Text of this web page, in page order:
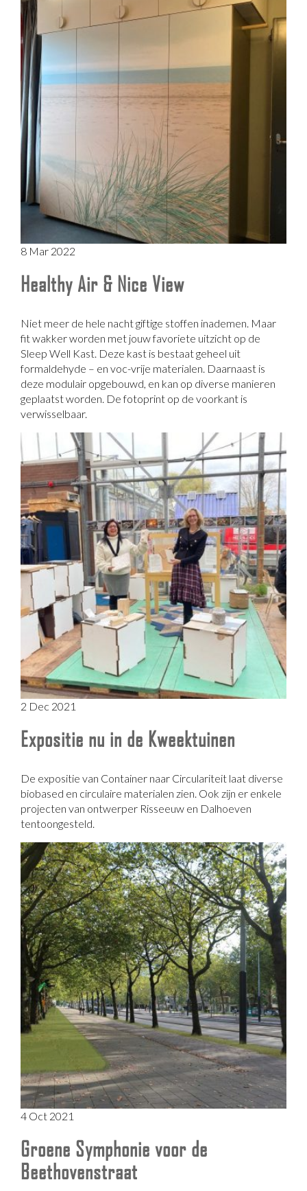
8 Mar 2022
Healthy Air & Nice View
Niet meer de hele nacht giftige stoffen inademen. Maar
fit wakker worden met jouw favoriete uitzicht op de
Sleep Well Kast. Deze kast is bestaat geheel uit
formaldehyde – en voc-vrije materialen. Daarnaast is
deze modulair opgebouwd, en kan op diverse manieren
geplaatst worden. De fotoprint op de voorkant is
verwisselbaar.
2 Dec 2021
Expositie nu in de Kweektuinen
De expositie van Container naar Circulariteit laat diverse
biobased en circulaire materialen zien. Ook zijn er enkele
projecten van ontwerper Risseeuw en Dalhoeven
tentoongesteld.
4 Oct 2021
Groene Symphonie voor de
Beethovenstraat